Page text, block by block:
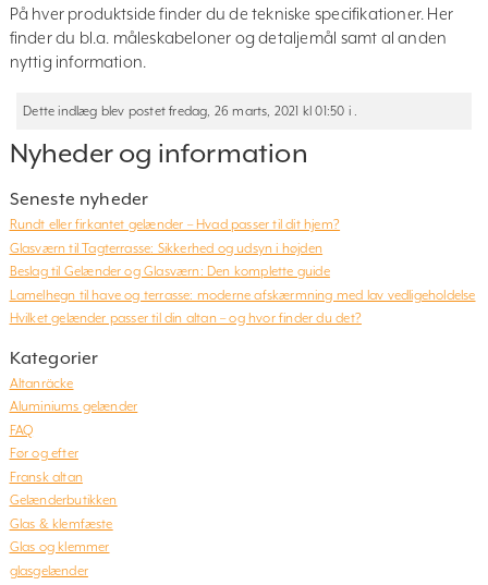
På hver produktside finder du de tekniske specifikationer. Her
finder du bl.a. måleskabeloner og detaljemål samt al anden
nyttig information.
Dette indlæg blev postet fredag, 26 marts, 2021 kl 01:50 i .
Nyheder og information
Seneste nyheder
Rundt eller firkantet gelænder – Hvad passer til dit hjem?
Glasværn til Tagterrasse: Sikkerhed og udsyn i højden
Beslag til Gelænder og Glasværn: Den komplette guide
Lamelhegn til have og terrasse: moderne afskærmning med lav vedligeholdelse
Hvilket gelænder passer til din altan – og hvor finder du det?
Kategorier
Altanräcke
Aluminiums gelænder
FAQ
Før og efter
Fransk altan
Gelænderbutikken
Glas & klemfæste
Glas og klemmer
glasgelænder